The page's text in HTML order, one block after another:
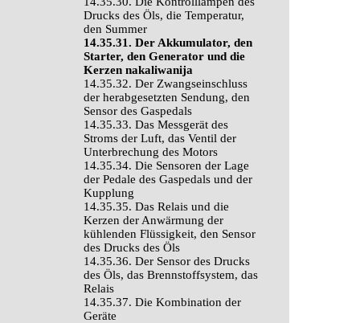
Drucks des Öls, die Temperatur,
den Summer
14.35.31. Der Akkumulator, den
Starter, den Generator und die
Kerzen nakaliwanija
14.35.32. Der Zwangseinschluss
der herabgesetzten Sendung, den
Sensor des Gaspedals
14.35.33. Das Messgerät des
Stroms der Luft, das Ventil der
Unterbrechung des Motors
14.35.34. Die Sensoren der Lage
der Pedale des Gaspedals und der
Kupplung
14.35.35. Das Relais und die
Kerzen der Anwärmung der
kühlenden Flüssigkeit, den Sensor
des Drucks des Öls
14.35.36. Der Sensor des Drucks
des Öls, das Brennstoffsystem, das
Relais
14.35.37. Die Kombination der
Geräte